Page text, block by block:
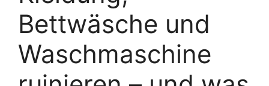
Bettwäsche und
Waschmaschine